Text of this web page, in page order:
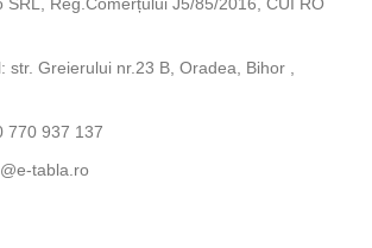
str. Greierului nr.23 B, Oradea, Bihor ,
770 937 137
tabla.ro